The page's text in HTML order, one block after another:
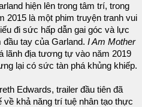
hiện lên trong tâm trí, trong
2015 là một phim truyện tranh vui
đi sức hấp dẫn gai góc và lực
tay của Garland. I Am Mother
lãnh địa tương tự vào năm 2019
lại có sức tàn phá khủng khiếp.
Edwards, trailer đầu tiên đã
khả năng trí tuệ nhân tạo thực